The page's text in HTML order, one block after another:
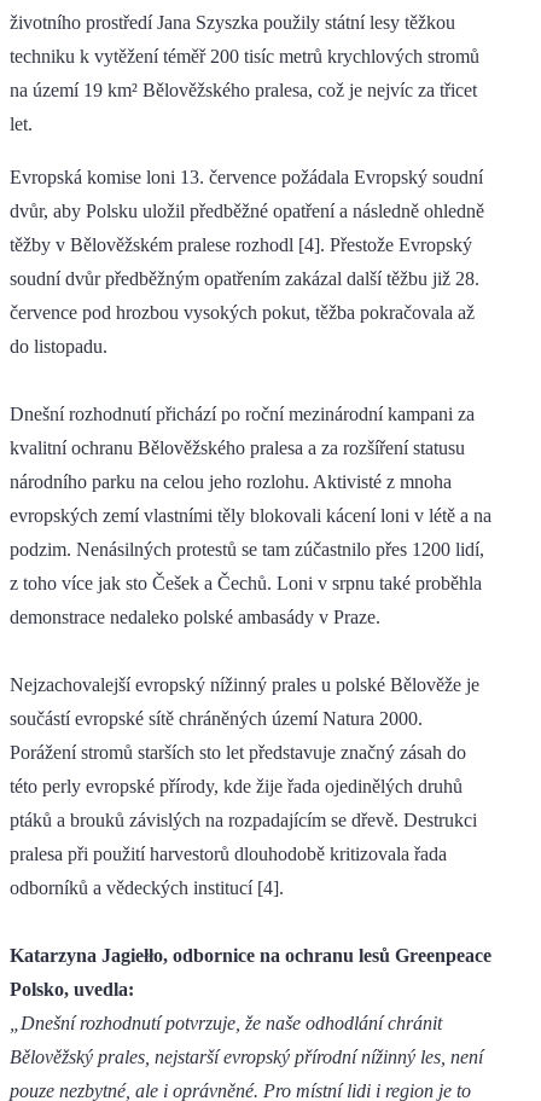
životního prostředí Jana Szyszka použily státní lesy těžkou
techniku k vytěžení téměř 200 tisíc metrů krychlových stromů
na území 19 km² Bělověžského pralesa, což je nejvíc za třicet
let.
Evropská komise loni 13. července požádala Evropský soudní
dvůr, aby Polsku uložil předběžné opatření a následně ohledně
těžby v Bělověžském pralese rozhodl [4]. Přestože Evropský
soudní dvůr předběžným opatřením zakázal další těžbu již 28.
července pod hrozbou vysokých pokut, těžba pokračovala až
do listopadu.
Dnešní rozhodnutí přichází po roční mezinárodní kampani za
kvalitní ochranu Bělověžského pralesa a za rozšíření statusu
národního parku na celou jeho rozlohu. Aktivisté z mnoha
evropských zemí vlastními těly blokovali kácení loni v létě a na
podzim. Nenásilných protestů se tam zúčastnilo přes 1200 lidí,
z toho více jak sto Češek a Čechů. Loni v srpnu také proběhla
demonstrace nedaleko polské ambasády v Praze.
Nejzachovalejší evropský nížinný prales u polské Bělověže je
součástí evropské sítě chráněných území Natura 2000.
Porážení stromů starších sto let představuje značný zásah do
této perly evropské přírody, kde žije řada ojedinělých druhů
ptáků a brouků závislých na rozpadajícím se dřevě. Destrukci
pralesa při použití harvestorů dlouhodobě kritizovala řada
odborníků a vědeckých institucí [4].
Katarzyna Jagiełło, odbornice na ochranu lesů Greenpeace
Polsko, uvedla:
„Dnešní rozhodnutí potvrzuje, že naše odhodlání chránit
Bělověžský prales, nejstarší evropský přírodní nížinný les, není
pouze nezbytné, ale i oprávněné. Pro místní lidi i region je to